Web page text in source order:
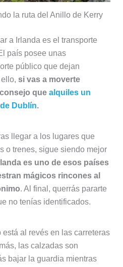
la ruta del Anillo de Kerry
a Irlanda es el transporte
país posee unas
público que dejan
si vas a moverte
que alquiles un
Dublín.
llegar a los lugares que
o trenes, sigue siendo mejor
es uno de esos países
mágicos rincones al
. Al final, querrás pararte
no tenías identificados.
está al revés en las carreteras
las calzadas son
bajar la guardia mientras